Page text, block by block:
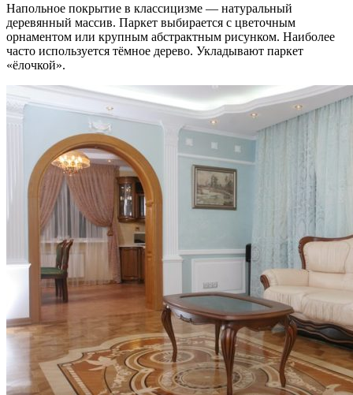
Напольное покрытие в классицизме — натуральный
деревянный массив. Паркет выбирается с цветочным
орнаментом или крупным абстрактным рисунком. Наиболее
часто используется тёмное дерево. Укладывают паркет
«ёлочкой».